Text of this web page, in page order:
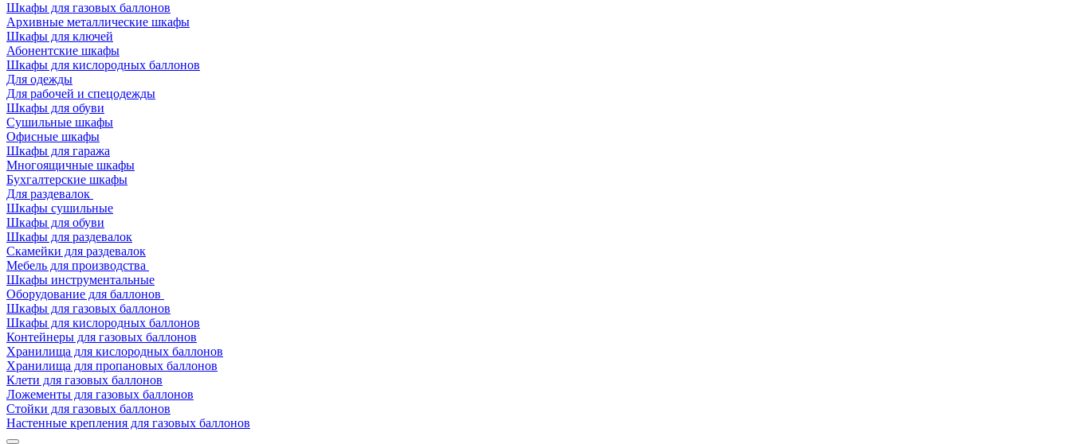
Шкафы для газовых баллонов
Архивные металлические шкафы
Шкафы для ключей
Абонентские шкафы
Шкафы для кислородных баллонов
Для одежды
Для рабочей и спецодежды
Шкафы для обуви
Сушильные шкафы
Офисные шкафы
Шкафы для гаража
Многоящичные шкафы
Бухгалтерские шкафы
Для раздевалок
Шкафы сушильные
Шкафы для обуви
Шкафы для раздевалок
Скамейки для раздевалок
Мебель для производства
Шкафы инструментальные
Оборудование для баллонов
Шкафы для газовых баллонов
Шкафы для кислородных баллонов
Контейнеры для газовых баллонов
Хранилища для кислородных баллонов
Хранилища для пропановых баллонов
Клети для газовых баллонов
Ложементы для газовых баллонов
Стойки для газовых баллонов
Настенные крепления для газовых баллонов